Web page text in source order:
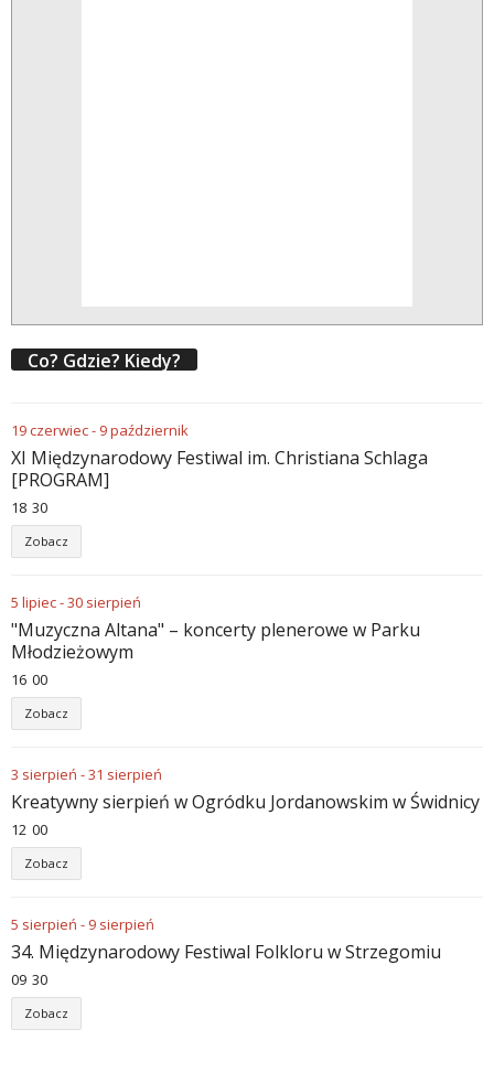
Co? Gdzie? Kiedy?
19czerwiec- 9październik
XI Międzynarodowy Festiwal im. Christiana Schlaga
[PROGRAM]
18 30
Zobacz
5 lipiec-30 sierpień
"Muzyczna Altana" – koncerty plenerowe w Parku
Młodzieżowym
16 00
Zobacz
3 sierpień -31 sierpień
Kreatywny sierpień w Ogródku Jordanowskim w Świdnicy
12 00
Zobacz
5 sierpień - 9 sierpień
34. Międzynarodowy Festiwal Folkloru w Strzegomiu
09 30
Zobacz